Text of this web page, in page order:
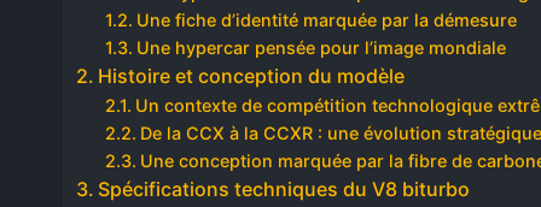
Une fiche d’identité marquée par la démesure
Une hypercar pensée pour l’image mondiale
Histoire et conception du modèle
Un contexte de compétition technologique
De la CCX à la CCXR : une évolution stratégique
Une conception marquée par la fibre de
Spécifications techniques du V8 biturbo